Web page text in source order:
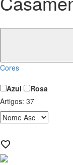
Cores
Azul
Rosa
Artigos: 37